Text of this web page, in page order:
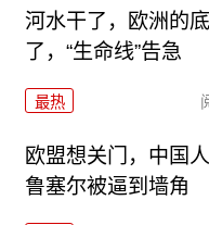
河水干了，欧洲的
了，“生命线”告急
最热
欧盟想关门，中国
鲁塞尔被逼到墙角